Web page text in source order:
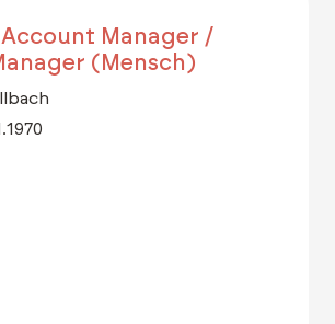
Manager /
(Mensch)